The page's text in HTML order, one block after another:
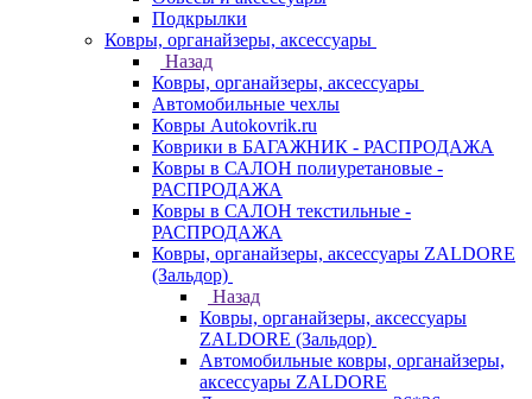
Подкрылки
Ковры, органайзеры, аксессуары
Назад
Ковры, органайзеры, аксессуары
Автомобильные чехлы
Ковры Autokovrik.ru
Коврики в БАГАЖНИК - РАСПРОДАЖА
Ковры в САЛОН полиуретановые -
РАСПРОДАЖА
Ковры в САЛОН текстильные -
РАСПРОДАЖА
Ковры, органайзеры, аксессуары ZALDORE
(Зальдор)
Назад
Ковры, органайзеры, аксессуары
ZALDORE (Зальдор)
Автомобильные ковры, органайзеры,
аксессуары ZALDORE